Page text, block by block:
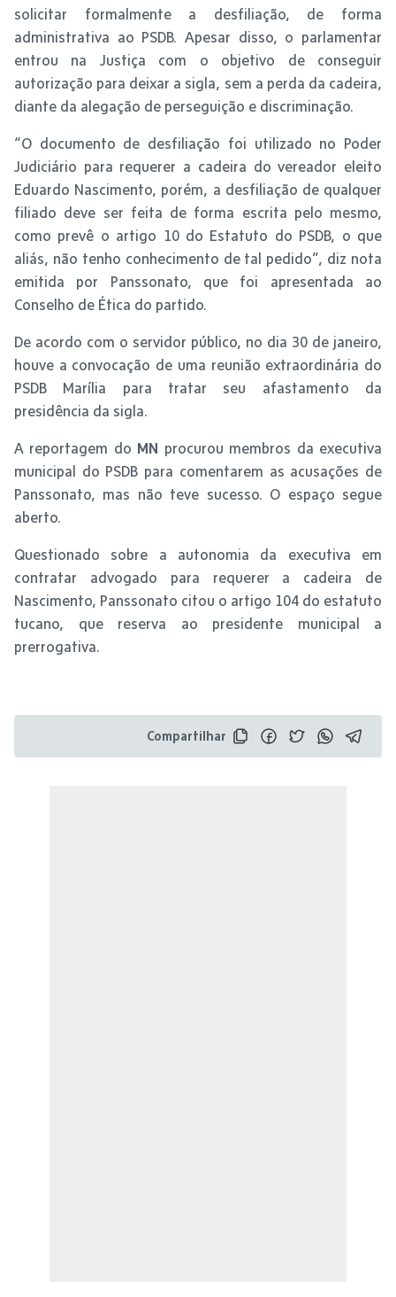
solicitar formalmente a desfiliação, de forma
administrativa ao PSDB. Apesar disso, o parlamentar
entrou na Justiça com o objetivo de conseguir
autorização para deixar a sigla, sem a perda da cadeira,
diante da alegação de perseguição e discriminação.
“O documento de desfiliação foi utilizado no Poder
Judiciário para requerer a cadeira do vereador eleito
Eduardo Nascimento, porém, a desfiliação de qualquer
filiado deve ser feita de forma escrita pelo mesmo,
como prevê o artigo 10 do Estatuto do PSDB, o que
aliás, não tenho conhecimento de tal pedido”, diz nota
emitida por Panssonato, que foi apresentada ao
Conselho de Ética do partido.
De acordo com o servidor público, no dia 30 de janeiro,
houve a convocação de uma reunião extraordinária do
PSDB Marília para tratar seu afastamento da
presidência da sigla.
A reportagem do MN procurou membros da executiva
municipal do PSDB para comentarem as acusações de
Panssonato, mas não teve sucesso. O espaço segue
aberto.
Questionado sobre a autonomia da executiva em
contratar advogado para requerer a cadeira de
Nascimento, Panssonato citou o artigo 104 do estatuto
tucano, que reserva ao presidente municipal a
prerrogativa.
Compartilhar